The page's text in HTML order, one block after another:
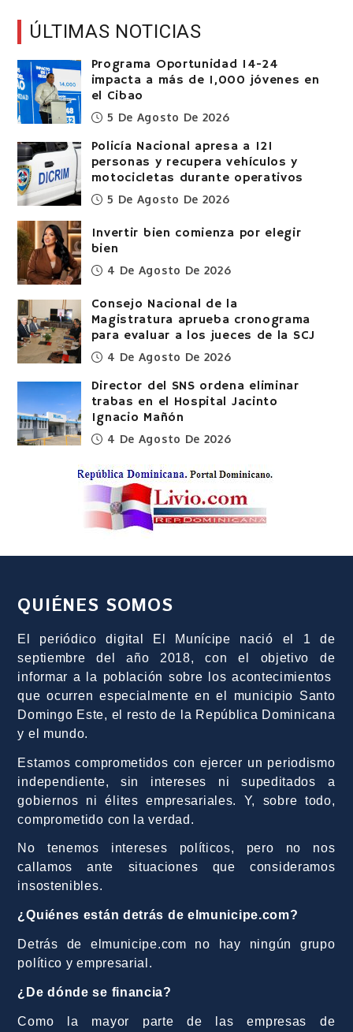
ÚLTIMAS NOTICIAS
Programa Oportunidad 14-24
impacta a más de 1,000 jóvenes en
el Cibao
5 De Agosto De 2026
Policía Nacional apresa a 121
personas y recupera vehículos y
motocicletas durante operativos
5 De Agosto De 2026
Invertir bien comienza por elegir
bien
4 De Agosto De 2026
Consejo Nacional de la
Magistratura aprueba cronograma
para evaluar a los jueces de la SCJ
4 De Agosto De 2026
Director del SNS ordena eliminar
trabas en el Hospital Jacinto
Ignacio Mañón
4 De Agosto De 2026
QUIÉNES SOMOS
El periódico digital El Munícipe nació el 1 de
septiembre del año 2018, con el objetivo de
informar a la población sobre los acontecimientos
que ocurren especialmente en el municipio Santo
Domingo Este, el resto de la República Dominicana
y el mundo.
Estamos comprometidos con ejercer un periodismo
independiente, sin intereses ni supeditados a
gobiernos ni élites empresariales. Y, sobre todo,
comprometido con la verdad.
No tenemos intereses políticos, pero no nos
callamos ante situaciones que consideramos
insostenibles.
¿Quiénes están detrás de elmunicipe.com?
Detrás de elmunicipe.com no hay ningún grupo
político y empresarial.
¿De dónde se financia?
Como la mayor parte de las empresas de